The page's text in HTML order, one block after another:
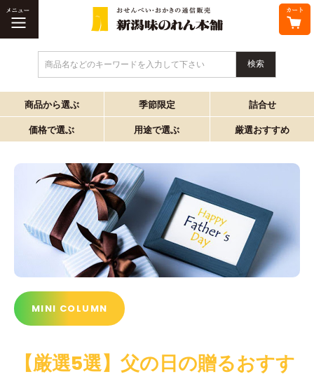
商品名などのキーワードを入力して下さい
商品から選ぶ 季節限定 詰合せ
価格で選ぶ 用途で選ぶ 厳選おすすめ
MINI COLUMN
【厳選5選】父の日の贈るおすす